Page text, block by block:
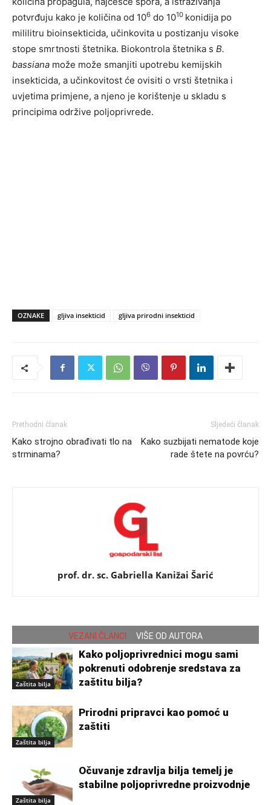
potvrđuju kako je količina od 106 do 1010 konidija po
mililitru bioinsekticida, učinkovita u postizanju visoke
stope smrtnosti štetnika. Biokontrola štetnika s B.
bassiana može može smanjiti upotrebu kemijskih
insekticida, a učinkovitost će ovisiti o vrsti štetnika i
uvjetima primjene, a njeno je korištenje u skladu s
principima održive poljoprivrede.
OZNAKE gljiva insekticid gljiva prirodni insekticid
Prethodni članak
Kako strojno obrađivati tlo na
strminama?
Sljedeći članak
Kako suzbijati nematode koje
rade štete na povrću?
prof. dr. sc. Gabriella Kanižai Šarić
VEZANI ČLANCI VIŠE OD AUTORA
Zaštita bilja
Kako poljoprivrednici mogu sami
pokrenuti odobrenje sredstava za
zaštitu bilja?
Zaštita bilja
Prirodni pripravci kao pomoć u
zaštiti
Zaštita bilja
Očuvanje zdravlja bilja temelj je
stabilne poljoprivredne proizvodnje